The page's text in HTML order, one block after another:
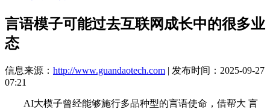
言语模子可能过去互联网成长中的很多业
态
信息来源： http://www.guandaotech.com | 发布时间：2025-09-27
07:21
AI大模子曾经能够施行多品种型的言语使命，借帮大 言